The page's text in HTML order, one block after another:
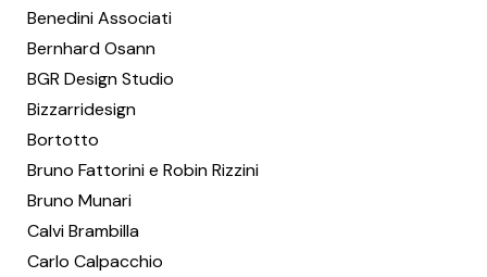
Benedini Associati
Bernhard Osann
BGR Design Studio
Bizzarridesign
Bortotto
Bruno Fattorini e Robin Rizzini
Bruno Munari
Calvi Brambilla
Carlo Calpacchio